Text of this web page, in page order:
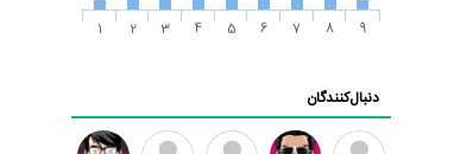
1 2 3 4 5 6 7 8 9
دنبال‌کنندگان